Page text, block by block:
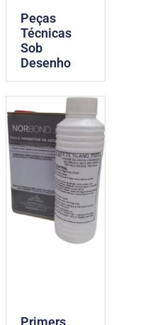
Peças
Técnicas
Sob
Desenho
Primers